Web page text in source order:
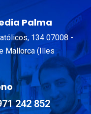
Palma
134 07008 -
Mallorca (Illes
242 852